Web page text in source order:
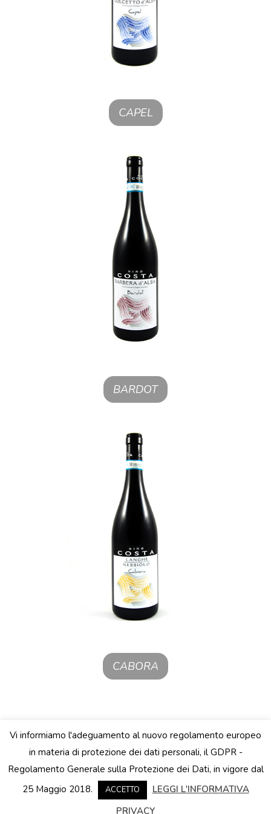
CAPEL
BARDOT
CABORA
P.iva 03288360047 ninocostawines|creato da:
underover comunicazione
Vi informiamo l'adeguamento al nuovo regolamento europeo
in materia di protezione dei dati personali, il GDPR -
Regolamento Generale sulla Protezione dei Dati, in vigore dal
25 Maggio 2018.
ACCETTO
LEGGI L'INFORMATIVA
PRIVACY